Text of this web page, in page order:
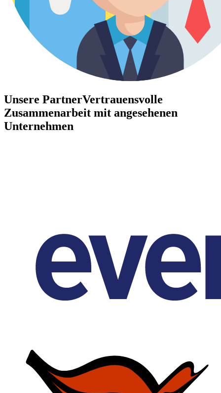
Unsere PartnerVertrauensvolle
Zusammenarbeit mit angesehenen
Unternehmen